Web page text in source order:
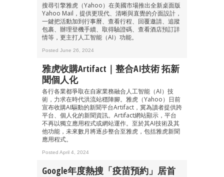
搜尋引擎雅虎（Yahoo）在美國市場推出全新桌面版
Yahoo Mail，提供更現代、清晰與直覺的介面設計，
一鍵把活動加到行事曆、查看行程、回覆邀請、追蹤
包裹、辦理登機手續、取得驗證碼、查看酒店預訂詳
情等，更主打人工智能（AI）功能。
Posted June 26, 2024
雅虎收購Artifact｜整合AI技術 拓新
聞個人化
各行各業都爭取在自家業務融合人工智能（AI）技
術，力求在時代洪流站穩陣腳。雅虎（Yahoo）日前
宣布收購AI驅動的新聞平台Artifact，冀為讀者提供跨
平台、個人化的新聞資訊。Artifact網站顯示，平台
不再以獨立應用程式或網站運作。至於其AI技術及其
他功能，未來數月將逐步整合至雅虎，包括雅虎新聞
應用程式。
Posted April 4, 2024
Google年度熱搜「疫苗預約」居首